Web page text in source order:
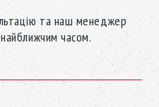
рівномірну вологість, а
створює додатковий
та наш менеджер
часом.